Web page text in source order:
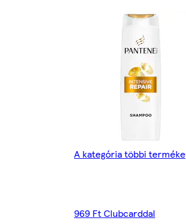
A kategória többi terméke
969 Ft Clubcarddal